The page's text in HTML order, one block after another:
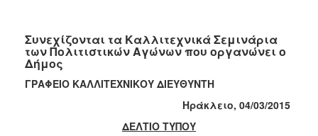
2022
2021
2020
Συνεχίζονται τα Καλλιτεχνικά Σεμινάρια
των Πολιτιστικών Αγώνων που οργανώνει ο
Δήμος
ΓΡΑΦΕΙΟ ΚΑΛΛΙΤΕΧΝΙΚΟΥ ΔΙΕΥΘΥΝΤΗ
Ηράκλειο, 04/03/2015
ΔΕΛΤΙΟ ΤΥΠΟΥ